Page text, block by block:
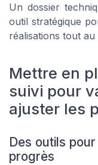
Un dossier
outil stratégique
réalisations tout
Mettre en
suivi pour
ajuster les
Des outils
progrès